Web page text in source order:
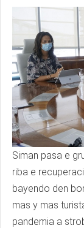
Siman pasa e
riba e
bayendo den
mas y mas
pandemia a